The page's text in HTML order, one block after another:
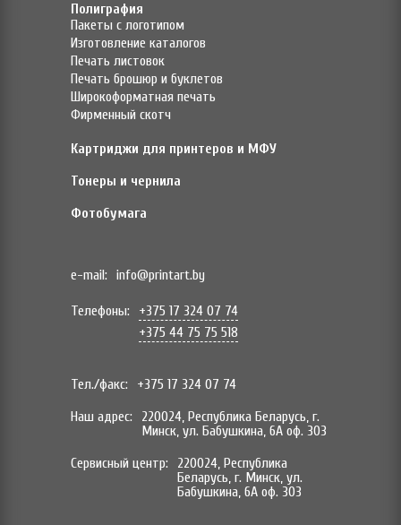
Полиграфия
Пакеты с логотипом
Изготовление каталогов
Печать листовок
Печать брошюр и буклетов
Широкоформатная печать
Фирменный скотч
Картриджи для принтеров и МФУ
Тонеры и чернила
Фотобумага
e-mail: info@printart.by
Телефоны:
+375 17 324 07 74
+375 44 75 75 518
Тел./факс:
+375 17 324 07 74
Наш адрес:
220024, Республика Беларусь, г.
Минск, ул. Бабушкина, 6А оф. 303
Сервисный центр:
220024, Республика
Беларусь, г. Минск, ул.
Бабушкина, 6А оф. 303